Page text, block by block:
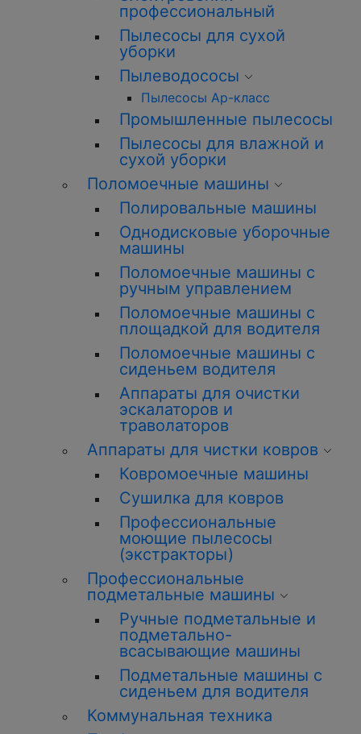
профессиональный
Пылесосы для сухой
уборки
Пылеводососы
Пылесосы Ар-класс
Промышленные пылесосы
Пылесосы для влажной и
сухой уборки
Поломоечные машины
Полировальные машины
Однодисковые уборочные
машины
Поломоечные машины с
ручным управлением
Поломоечные машины с
площадкой для водителя
Поломоечные машины с
сиденьем водителя
Аппараты для очистки
эскалаторов и
траволаторов
Аппараты для чистки ковров
Ковромоечные машины
Сушилка для ковров
Профессиональные
моющие пылесосы
(экстракторы)
Профессиональные
подметальные машины
Ручные подметальные и
подметально-
всасывающие машины
Подметальные машины с
сиденьем для водителя
Коммунальная техника